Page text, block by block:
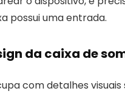
possui uma entrada.
da caixa de
com detalhes visuais